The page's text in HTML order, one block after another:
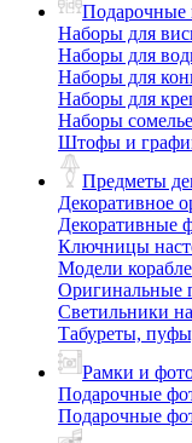
Подарочные
Наборы для
Наборы для
Наборы для
Наборы для
Наборы сомелье
Штофы и
Предметы
Декоративное
Декоративные
Ключницы
Модели
Оригинальные
Светильники
Табуреты,
Рамки и
Подарочные
Подарочные